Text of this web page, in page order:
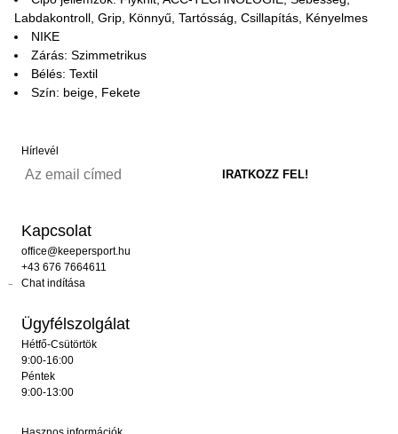
Labdakontroll, Grip, Könnyű, Tartósság, Csillapítás, Kényelmes
NIKE
Zárás: Szimmetrikus
Bélés: Textil
Szín: beige, Fekete
Hírlevél
Kapcsolat
office@keepersport.hu
+43 676 7664611
Chat indítása
Ügyfélszolgálat
Hétfő-Csütörtök
9:00-16:00
Péntek
9:00-13:00